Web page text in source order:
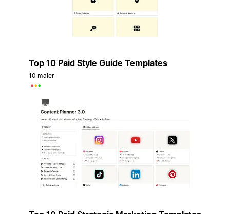
Top 10 Paid Style Guide Templates
10 maler